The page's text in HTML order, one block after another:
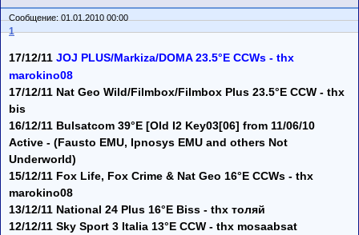
Сообщение: 01.01.2010 00:00
1
17/12/11 JOJ PLUS/Markiza/DOMA 23.5°E CCWs - thx
marokino08
17/12/11 Nat Geo Wild/Filmbox/Filmbox Plus 23.5°E CCW - thx
bis
16/12/11 Bulsatcom 39°E [Old I2 Key03[06] from 11/06/10
Active - (Fausto EMU, Ipnosys EMU and others Not
Underworld)
15/12/11 Fox Life, Fox Crime & Nat Geo 16°E CCWs - thx
marokino08
13/12/11 National 24 Plus 16°E Biss - thx толяй
12/12/11 Sky Sport 3 Italia 13°E CCW - thx mosaabsat